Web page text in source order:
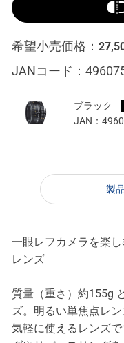
希望小売価格：
JANコード：
ブラック
JAN：
製
一眼レフカメラを楽
レンズ
質量（重さ）約155g
ズ。明るい単焦点レ
気軽に使えるレンズ